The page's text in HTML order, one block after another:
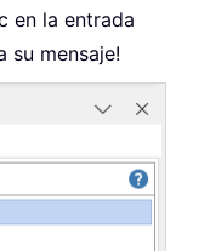
en la entrada
su mensaje!